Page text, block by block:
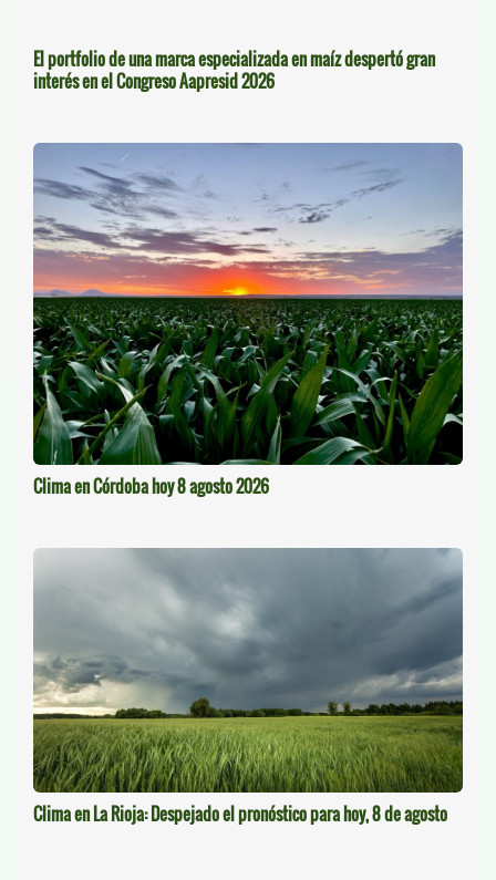
El portfolio de una marca especializada en maíz despertó gran
interés en el Congreso Aapresid 2026
Clima en Córdoba hoy 8 agosto 2026
Clima en La Rioja: Despejado el pronóstico para hoy, 8 de agosto